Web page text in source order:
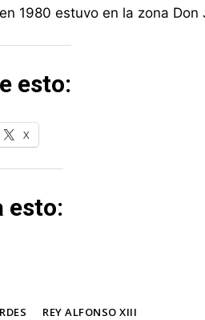
1980 estuvo en la zona Don
esto:
X
esto:
REY ALFONSO XIII